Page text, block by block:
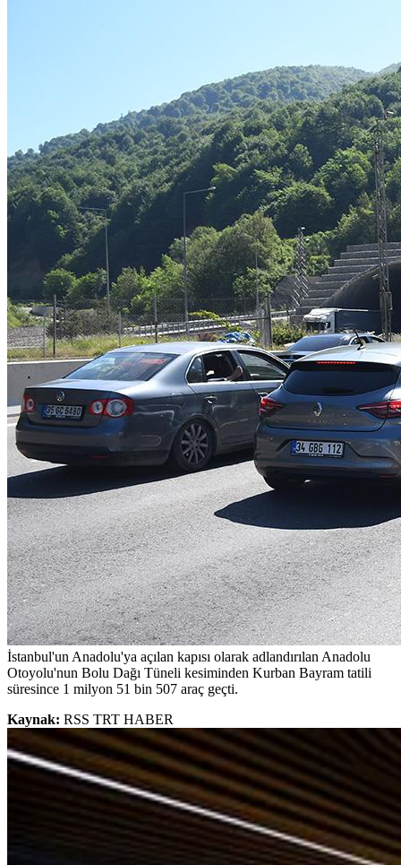
İstanbul'un Anadolu'ya açılan kapısı olarak adlandırılan Anadolu
Otoyolu'nun Bolu Dağı Tüneli kesiminden Kurban Bayram tatili
süresince 1 milyon 51 bin 507 araç geçti.
Kaynak: RSS TRT HABER